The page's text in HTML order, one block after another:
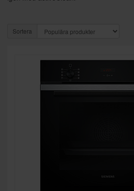
Sortera